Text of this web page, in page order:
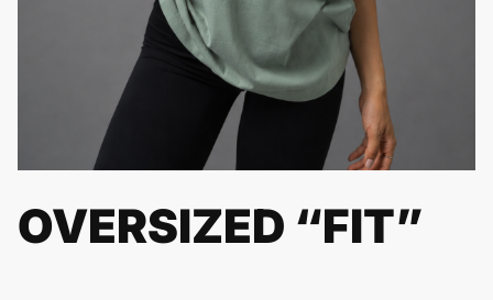
OVERSIZED “FIT”